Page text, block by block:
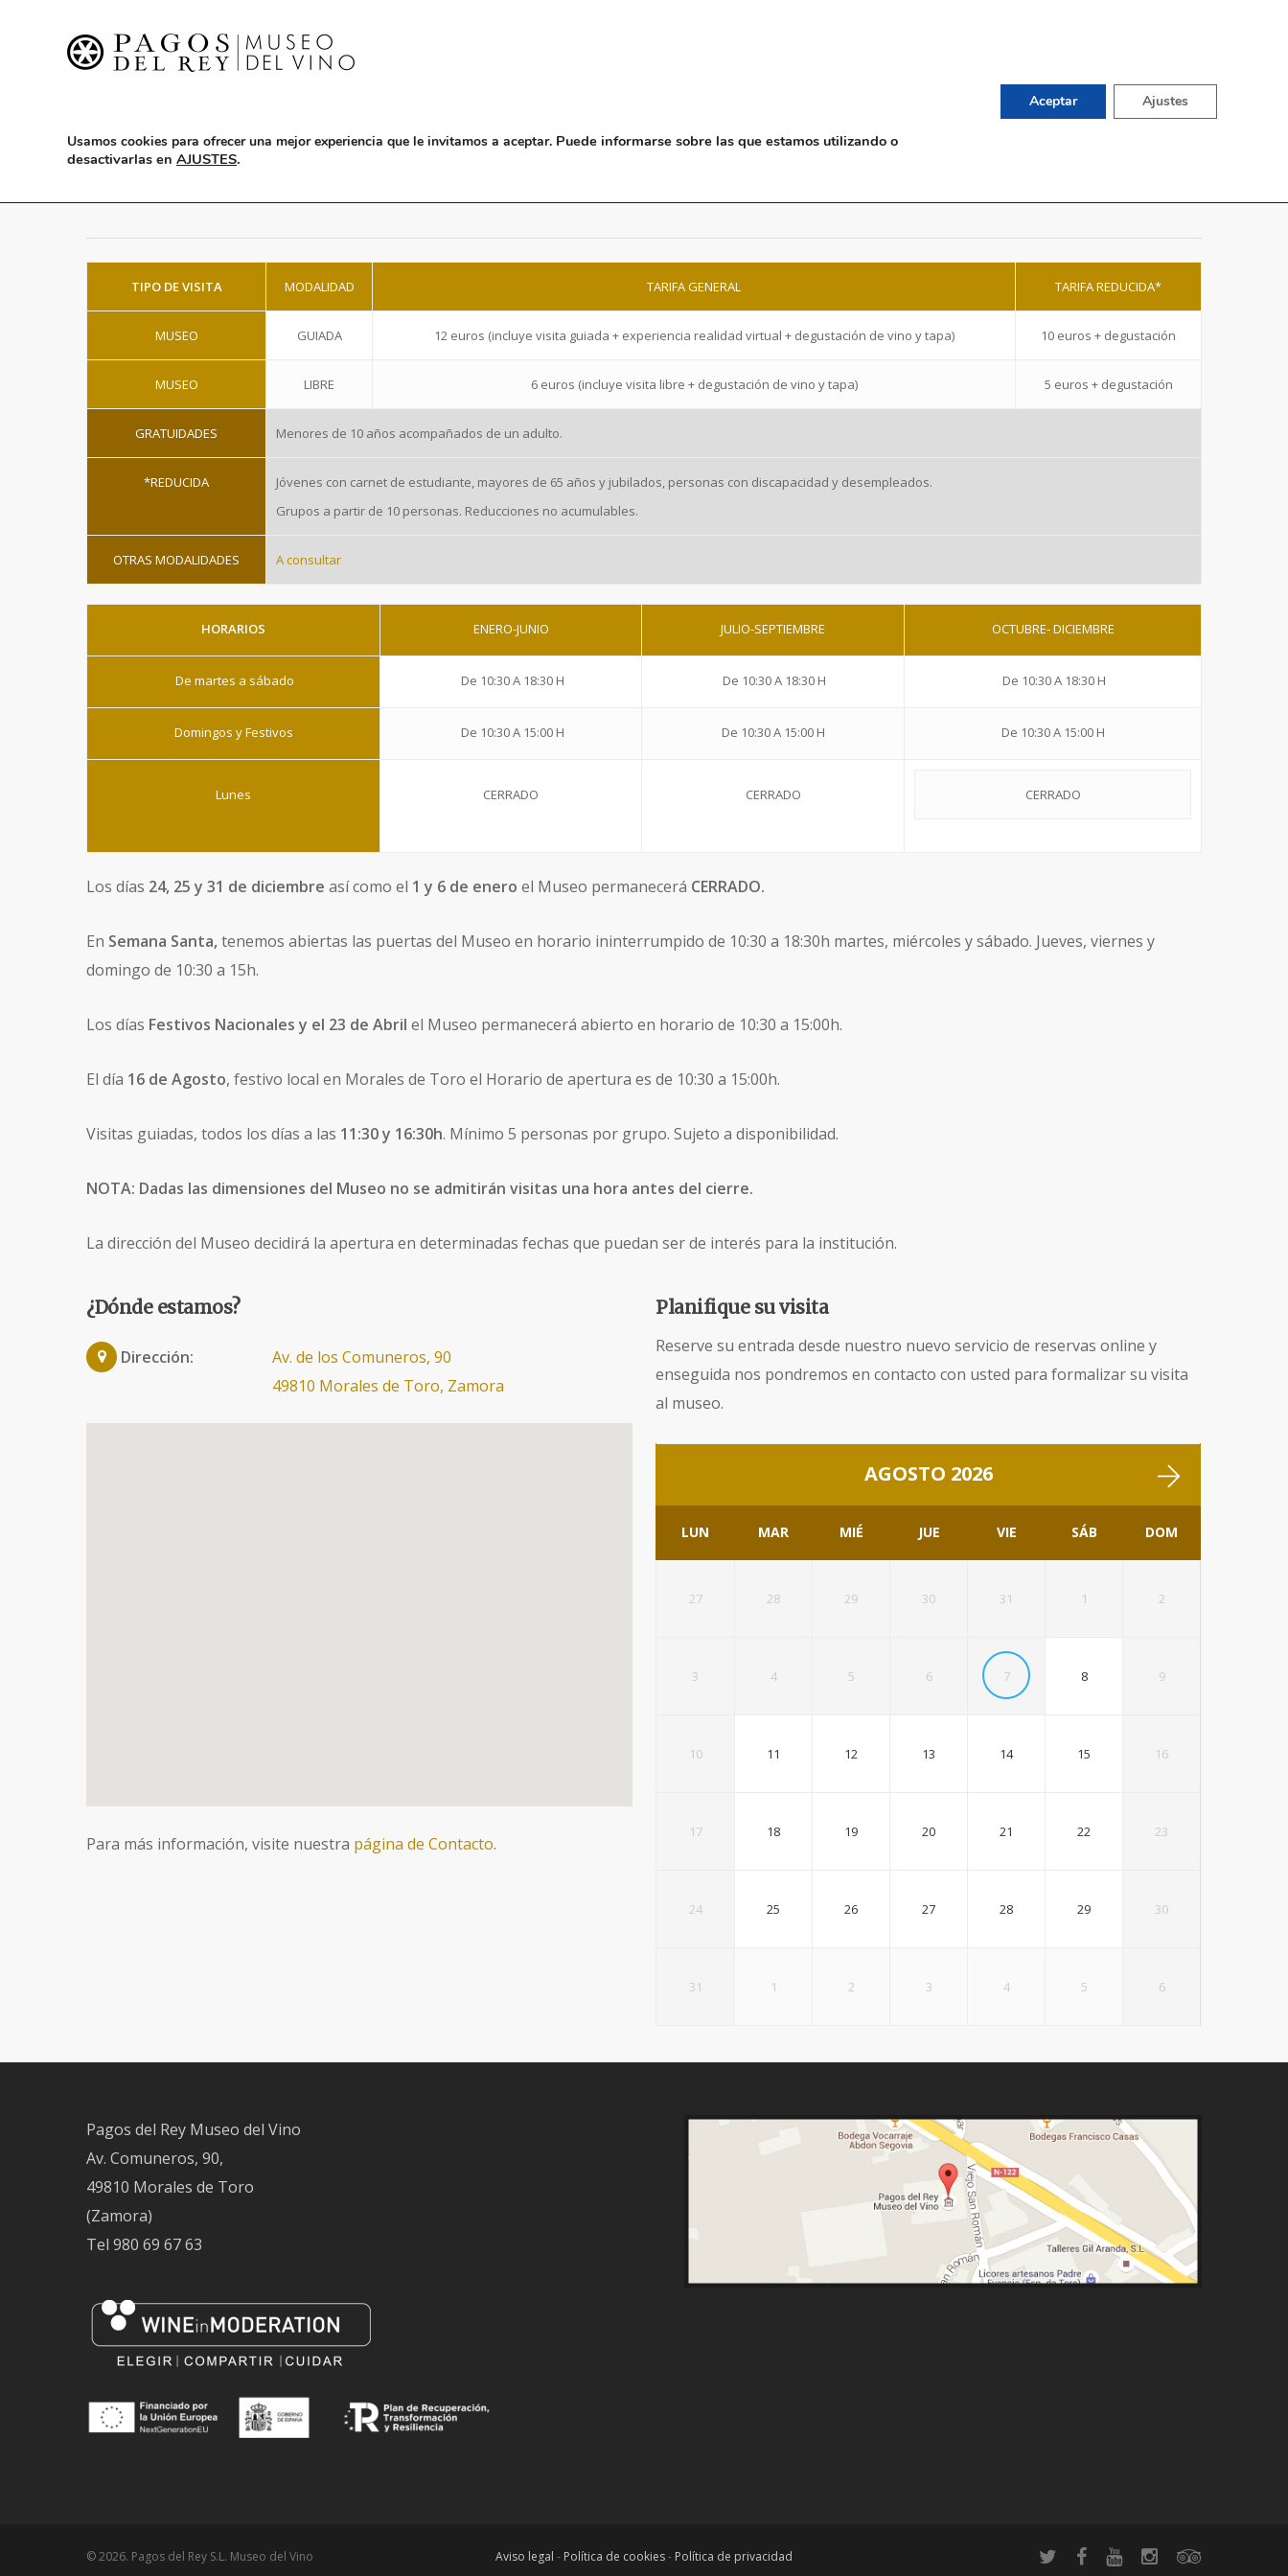
TIENDA DE VINOS
TIPO DE VISITA MODALIDAD TARIFA GENERAL TARIFA REDUCIDA*
MUSEO GUIADA 12 euros (incluye visita guiada + experiencia realidad virtual + degustación de vino y tapa) 10 euros + degustación
MUSEO LIBRE 6 euros (incluye visita libre + degustación de vino y tapa) 5 euros + degustación
GRATUIDADES Menores de 10 años acompañados de un adulto.
*REDUCIDA
Jóvenes con carnet de estudiante, mayores de 65 años y jubilados, personas con discapacidad y desempleados.
Grupos a partir de 10 personas. Reducciones no acumulables.
OTRAS MODALIDADES A consultar
HORARIOS ENERO-JUNIO JULIO-SEPTIEMBRE OCTUBRE- DICIEMBRE
De martes a sábado De 10:30 A 18:30 H De 10:30 A 18:30 H De 10:30 A 18:30 H
Domingos y Festivos De 10:30 A 15:00 H De 10:30 A 15:00 H De 10:30 A 15:00 H
Lunes CERRADO CERRADO CERRADO
Los días 24, 25 y 31 de diciembre así como el 1 y 6 de enero el Museo permanecerá CERRADO.
En Semana Santa,tenemos abiertas las puertas del Museo en horario ininterrumpido de 10:30 a 18:30h martes, miércoles y sábado. Jueves, viernes y
domingo de 10:30 a 15h.
Los días Festivos Nacionales y el 23 de Abril el Museo permanecerá abierto en horario de 10:30 a 15:00h.
El día 16 de Agosto, festivo local en Morales de Toro el Horario de apertura es de 10:30 a 15:00h.
Visitas guiadas, todos los días a las 11:30 y 16:30h. Mínimo 5 personas por grupo. Sujeto a disponibilidad.
NOTA: Dadas las dimensiones del Museo no se admitirán visitas una hora antes del cierre.
La dirección del Museo decidirá la apertura en determinadas fechas que puedan ser de interés para la institución.
¿Dónde estamos?
Dirección:
Av. de los Comuneros, 90
49810 Morales de Toro, Zamora
Para más información, visite nuestra página de Contacto.
Planifique su visita
Reserve su entrada desde nuestro nuevo servicio de reservas online y
enseguida nos pondremos en contacto con usted para formalizar su visita
al museo.
AGOSTO 2026
LUN MAR MIÉ JUE VIE SÁB DOM
27 28 29 30 31 1 2
3 4 5 6 7 8 9
10 11 12 13 14 15 16
17 18 19 20 21 22 23
24 25 26 27 28 29 30
31 1 2 3 4 5 6
Pagos del Rey Museo del Vino
Av. Comuneros, 90,
49810 Morales de Toro
(Zamora)
Tel 980 69 67 63
© 2026. Pagos del Rey S.L. Museo del Vino Aviso legal - Política de cookies- Política de privacidad
Usamos cookies para ofrecer una mejor experiencia que le invitamos a aceptar. Puede informarse sobre las que estamos utilizando o
desactivarlas en AJUSTES.
Aceptar Ajustes